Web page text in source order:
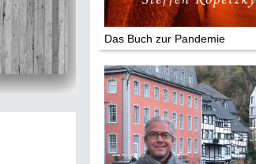
Mediathek
Impressum
Datenschutz
Das Buch zur Pandemie